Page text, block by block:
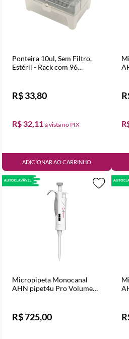
Ponteira 10ul, Sem Filtro,
Estéril - Rack com 96
R$ 32,11
R$ 33,80
ADICIONAR AO CARRINHO
Micropipeta Monocanal
AHN pipet4u Pro Volume
R$ 725,00